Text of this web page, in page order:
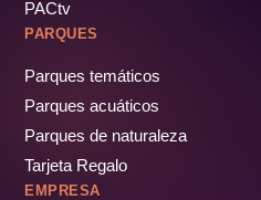
PACtv
PARQUES
Parques temáticos
Parques acuáticos
Parques de naturaleza
Tarjeta Regalo
EMPRESA